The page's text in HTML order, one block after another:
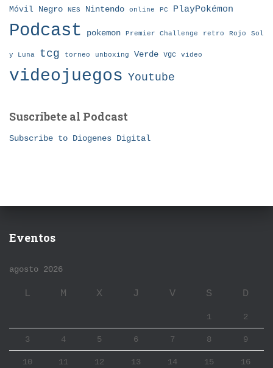
Móvil Negro NES Nintendo online PC PlayPokémon
Podcast pokemon Premier Challenge retro Rojo Sol
y Luna tcg torneo unboxing Verde vgc video
videojuegos Youtube
Suscribete al Podcast
Subscribe to Diogenes Digital
Eventos
agosto 2026
L M X J V S D
1 2
3 4 5 6 7 8 9
10 11 12 13 14 15 16